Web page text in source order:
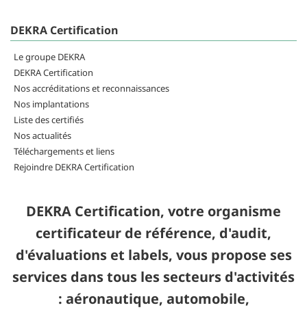
DEKRA Certification
Le groupe DEKRA
DEKRA Certification
Nos accréditations et reconnaissances
Nos implantations
Liste des certifiés
Nos actualités
Téléchargements et liens
Rejoindre DEKRA Certification
DEKRA Certification, votre organisme
certificateur de référence, d'audit,
d'évaluations et labels, vous propose ses
services dans tous les secteurs d'activités
: aéronautique, automobile,